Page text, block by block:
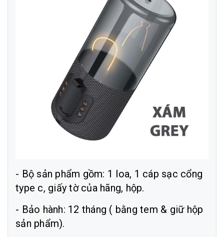
- Bộ sản phẩm gồm: 1 loa, 1 cáp sạc cổng
type c, giấy tờ của hãng, hộp.
- Bảo hành: 12 tháng ( bằng tem & giữ hộp
sản phẩm).